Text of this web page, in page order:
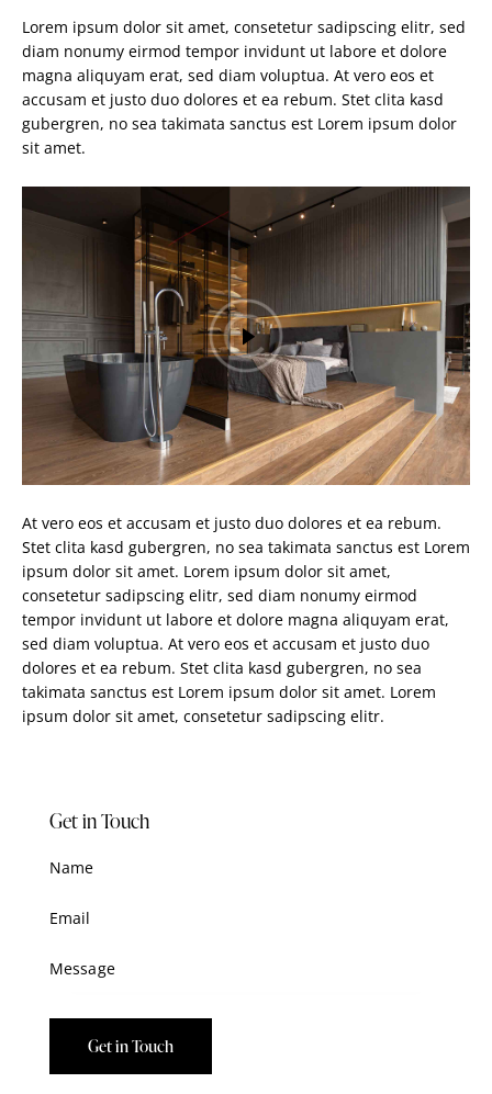
Lorem ipsum dolor sit amet, consetetur sadipscing elitr, sed
diam nonumy eirmod tempor invidunt ut labore et dolore
magna aliquyam erat, sed diam voluptua. At vero eos et
accusam et justo duo dolores et ea rebum. Stet clita kasd
gubergren, no sea takimata sanctus est Lorem ipsum dolor
sit amet.
At vero eos et accusam et justo duo dolores et ea rebum.
Stet clita kasd gubergren, no sea takimata sanctus est Lorem
ipsum dolor sit amet. Lorem ipsum dolor sit amet,
consetetur sadipscing elitr, sed diam nonumy eirmod
tempor invidunt ut labore et dolore magna aliquyam erat,
sed diam voluptua. At vero eos et accusam et justo duo
dolores et ea rebum. Stet clita kasd gubergren, no sea
takimata sanctus est Lorem ipsum dolor sit amet. Lorem
ipsum dolor sit amet, consetetur sadipscing elitr.
Get in Touch